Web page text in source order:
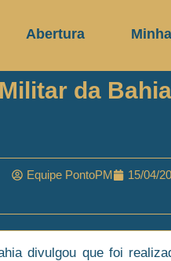
Abertura
da
Equipe PontoPM 15/04/
divulgou que foi